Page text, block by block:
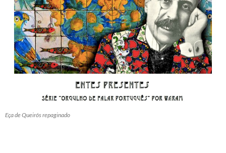
Eça de Queirós repaginado